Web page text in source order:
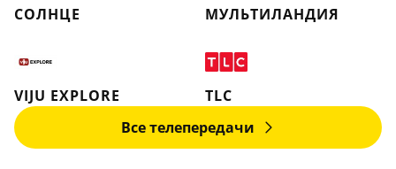
СОЛНЦЕ МУЛЬТИЛАНДИЯ
VIJU EXPLORE
TLC
Все телепередачи